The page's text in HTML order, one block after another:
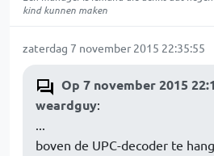
kind kunnen maken
zaterdag 7 november 2015 22:35:55
Op 7 november 2015
weardguy:
...
boven de UPC-decoder te